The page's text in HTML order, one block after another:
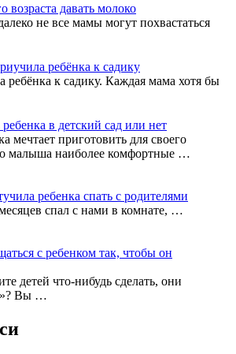
возраста давать молоко
не все мамы могут похвастаться
ребёнка к садику
ребёнка к садику. Каждая мама хотя бы
в детский сад или нет
мечтает приготовить для своего
малыша наиболее комфортные …
ребенка спать с родителями
спал с нами в комнате, …
с ребенком так, чтобы он
детей что-нибудь сделать, они
Вы …